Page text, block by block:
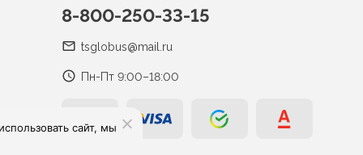
8-800-250-33-15
tsglobus@mail.ru
Пн-Пт 9:00–18:00
сайт, мы